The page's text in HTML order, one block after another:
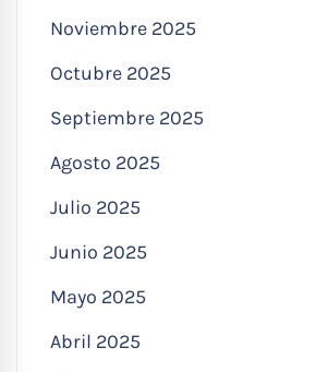
Noviembre 2025
Octubre 2025
Septiembre 2025
Agosto 2025
Julio 2025
Junio 2025
Mayo 2025
Abril 2025